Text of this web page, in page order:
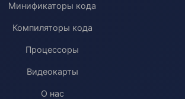
Минификаторы кода
Компиляторы кода
Процессоры
Видеокарты
О нас